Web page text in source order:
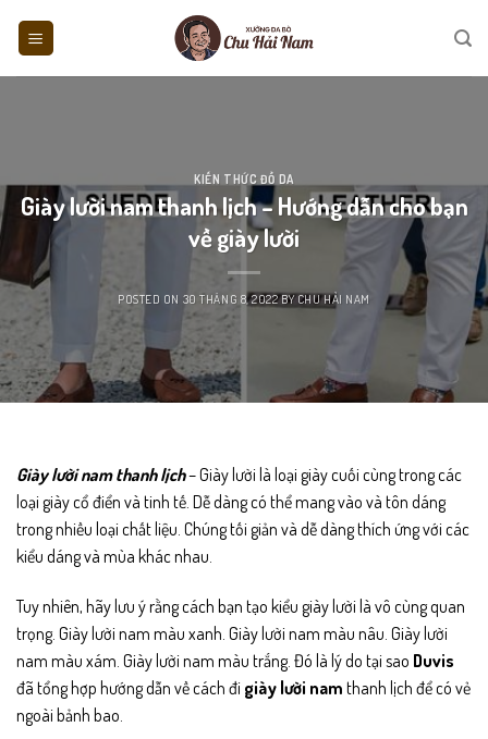
KIẾN THỨC ĐỒ DA
Giày lười nam thanh lịch – Hướng dẫn cho bạn
về giày lười
POSTED ON 30 THÁNG 8, 2022BY CHU HẢI NAM
Giày lười nam thanh lịch– Giày lười là loại giày cuối cùng trong các
loại giày cổ điển và tinh tế. Dễ dàng có thể mang vào và tôn dáng
trong nhiều loại chất liệu. Chúng tối giản và dễ dàng thích ứng với các
kiểu dáng và mùa khác nhau.
Tuy nhiên, hãy lưu ý rằng cách bạn tạo kiểu giày lười là vô cùng quan
trọng. Giày lười nam màu xanh. Giày lười nam màu nâu. Giày lười
nam màu xám. Giày lười nam màu trắng. Đó là lý do tại sao Duvis
đã tổng hợp hướng dẫn về cách đi giày lười nam thanh lịch để có vẻ
ngoài bảnh bao.